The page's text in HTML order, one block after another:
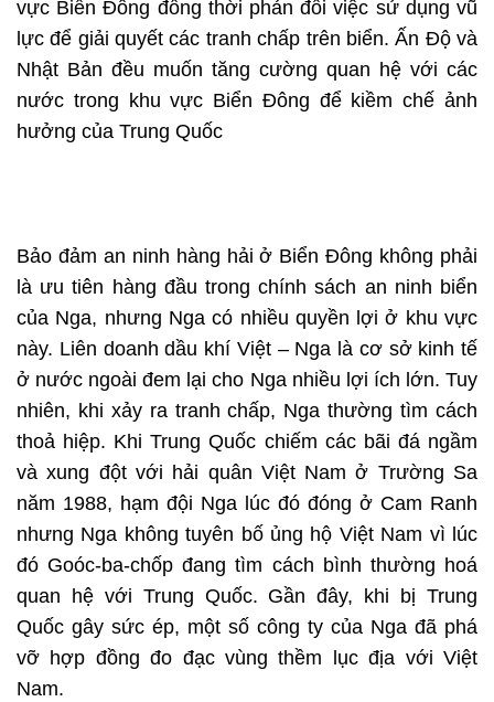
vực Biển Đông đồng thời phản đối việc sử dụng vũ
lực để giải quyết các tranh chấp trên biển. Ấn Độ và
Nhật Bản đều muốn tăng cường quan hệ với các
nước trong khu vực Biển Đông để kiềm chế ảnh
hưởng của Trung Quốc
Bảo đảm an ninh hàng hải ở Biển Đông không phải
là ưu tiên hàng đầu trong chính sách an ninh biển
của Nga, nhưng Nga có nhiều quyền lợi ở khu vực
này. Liên doanh dầu khí Việt – Nga là cơ sở kinh tế
ở nước ngoài đem lại cho Nga nhiều lợi ích lớn. Tuy
nhiên, khi xảy ra tranh chấp, Nga thường tìm cách
thoả hiệp. Khi Trung Quốc chiếm các bãi đá ngầm
và xung đột với hải quân Việt Nam ở Trường Sa
năm 1988, hạm đội Nga lúc đó đóng ở Cam Ranh
nhưng Nga không tuyên bố ủng hộ Việt Nam vì lúc
đó Goóc-ba-chốp đang tìm cách bình thường hoá
quan hệ với Trung Quốc. Gần đây, khi bị Trung
Quốc gây sức ép, một số công ty của Nga đã phá
vỡ hợp đồng đo đạc vùng thềm lục địa với Việt
Nam.